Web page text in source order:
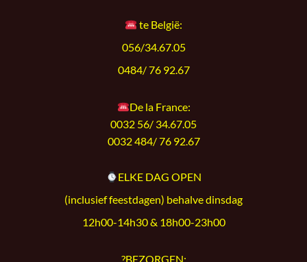
te België:
056/34.67.05
0484/ 76 92.67
De la France:
0032 56/ 34.67.05
0032 484/ 76 92.67
ELKE DAG OPEN
(inclusief feestdagen) behalve dinsdag
12h00-14h30 & 18h00-23h00
?BEZORGEN: